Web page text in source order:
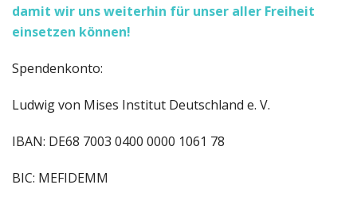
damit wir uns weiterhin für unser aller Freiheit
einsetzen können!
Spendenkonto:
Ludwig von Mises Institut Deutschland e. V.
IBAN: DE68 7003 0400 0000 1061 78
BIC: MEFIDEMM